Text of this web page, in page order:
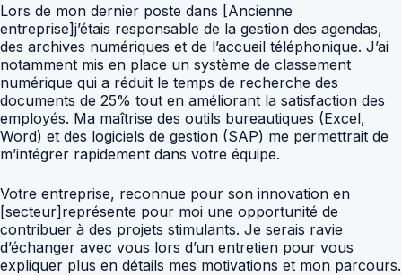
Lors de mon dernier poste dans [Ancienne
entreprise]j’étais responsable de la gestion des agendas,
des archives numériques et de l’accueil téléphonique. J’ai
notamment mis en place un système de classement
numérique qui a réduit le temps de recherche des
documents de 25% tout en améliorant la satisfaction des
employés. Ma maîtrise des outils bureautiques (Excel,
Word) et des logiciels de gestion (SAP) me permettrait de
m’intégrer rapidement dans votre équipe.
Votre entreprise, reconnue pour son innovation en
[secteur]représente pour moi une opportunité de
contribuer à des projets stimulants. Je serais ravie
d’échanger avec vous lors d’un entretien pour vous
expliquer plus en détails mes motivations et mon parcours.